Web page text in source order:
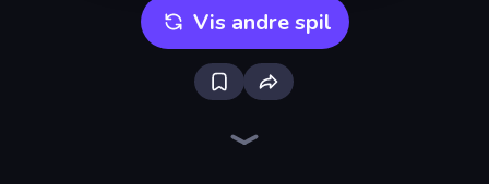
Vis andre spil